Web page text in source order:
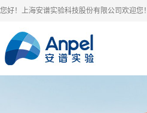
您好！上海安谱实验科技股份有限公司欢迎您！